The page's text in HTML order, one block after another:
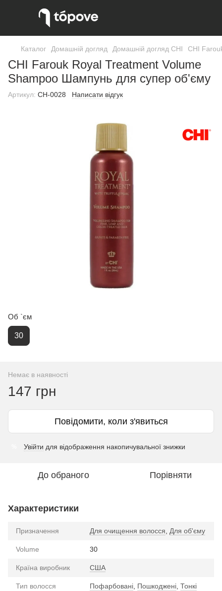
Каталог Домашній догляд Домашній догляд CHI CHI
CHI Farouk Royal Treatment Volume
Shampoo Шампунь для супер об'єму
Артикул: CH-0028 Написати відгук
Об `єм
30
Немає в наявності
147 грн
Повідомити, коли з'явиться
Увійти для відображення накопичувальної знижки
До обраного Порівняти
Характеристики
Призначення Для очищення волосся, Для об'єму
Volume 30
Країна виробник США
Тип волосся Пофарбовані, Пошкоджені, Тонкі